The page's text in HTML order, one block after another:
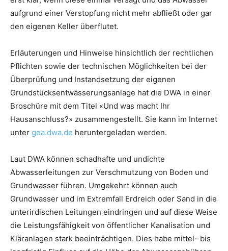
aufgrund einer Verstopfung nicht mehr abfließt oder gar
den eigenen Keller überflutet.
Erläuterungen und Hinweise hinsichtlich der rechtlichen
Pflichten sowie der technischen Möglichkeiten bei der
Überprüfung und Instandsetzung der eigenen
Grundstücksentwässerungsanlage hat die DWA in einer
Broschüre mit dem Titel «Und was macht Ihr
Hausanschluss?» zusammengestellt. Sie kann im Internet
unter gea.dwa.de heruntergeladen werden.
Laut DWA können schadhafte und undichte
Abwasserleitungen zur Verschmutzung von Boden und
Grundwasser führen. Umgekehrt können auch
Grundwasser und im Extremfall Erdreich oder Sand in die
unterirdischen Leitungen eindringen und auf diese Weise
die Leistungsfähigkeit von öffentlicher Kanalisation und
Kläranlagen stark beeinträchtigen. Dies habe mittel- bis